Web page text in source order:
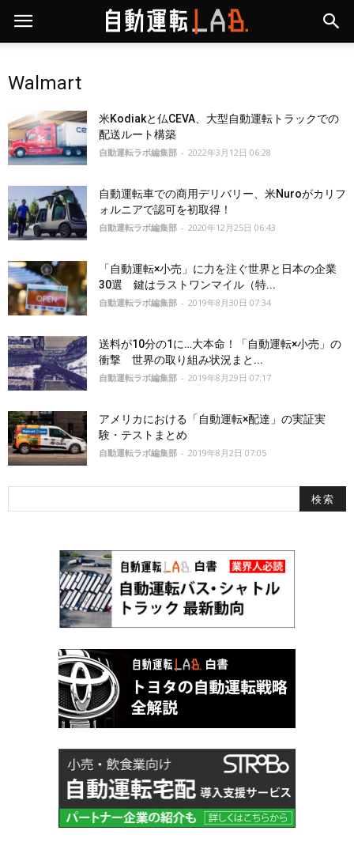
Walmart
米Kodiakと仏CEVA、大型自動運転トラックでの
配送ルート構築
自動運転ラボ編集部 - 2022年3月12日 06:28
自動運転車での商用デリバリー、米Nuroがカリフ
ォルニアで認可を初取得！
自動運転ラボ編集部 - 2020年12月25日 06:43
「自動運転×小売」に力を注ぐ世界と日本の企業
30選 鍵はラストワンマイル（特...
自動運転ラボ編集部 - 2019年8月30日 07:34
送料が10分の1に…大本命！「自動運転×小売」の
衝撃 世界の取り組み状況まと...
自動運転ラボ編集部 - 2019年8月29日 07:17
アメリカにおける「自動運転×配達」の実証実
験・テストまとめ
自動運転ラボ編集部 - 2019年8月2日 07:05